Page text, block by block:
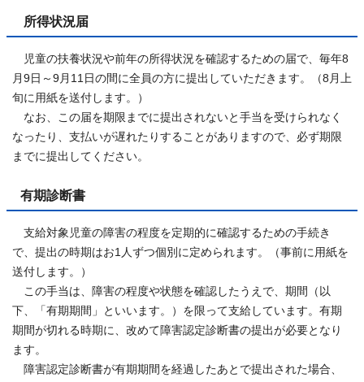
所得状況届
児童の扶養状況や前年の所得状況を確認するための届で、毎年8
月9日～9月11日の間に全員の方に提出していただきます。（8月上
旬に用紙を送付します。）
なお、この届を期限までに提出されないと手当を受けられなく
なったり、支払いが遅れたりすることがありますので、必ず期限
までに提出してください。
有期診断書
支給対象児童の障害の程度を定期的に確認するための手続き
で、提出の時期はお1人ずつ個別に定められます。（事前に用紙を
送付します。）
この手当は、障害の程度や状態を確認したうえで、期間（以
下、「有期期間」といいます。）を限って支給しています。有期
期間が切れる時期に、改めて障害認定診断書の提出が必要となり
ます。
障害認定診断書が有期期間を経過したあとで提出された場合、